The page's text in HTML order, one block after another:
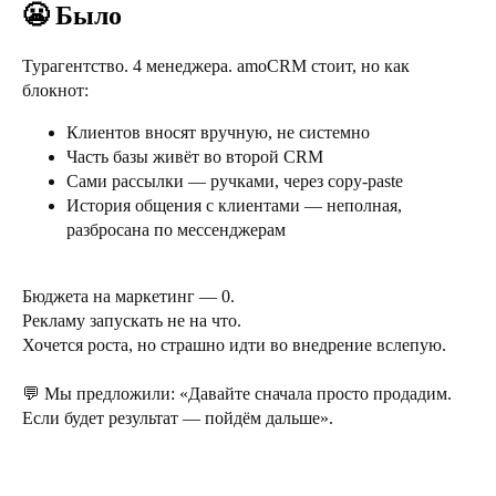
😬 Было
Турагентство. 4 менеджера. amoCRM стоит, но как
блокнот:
Клиентов вносят вручную, не системно
Часть базы живёт во второй CRM
Сами рассылки — ручками, через copy-paste
История общения с клиентами — неполная,
разбросана по мессенджерам
Бюджета на маркетинг — 0.
Рекламу запускать не на что.
Хочется роста, но страшно идти во внедрение вслепую.
💬 Мы предложили: «Давайте сначала просто продадим.
Если будет результат — пойдём дальше».